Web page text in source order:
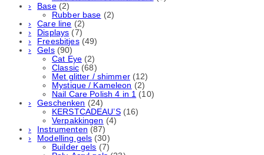
Base (2)
Rubber basе (2)
Care line (2)
Displays (7)
Freesbitjes (49)
Gels (90)
Cat Eye (2)
Classic (68)
Met glitter / shimmer (12)
Mystique / Kameleon (2)
Nail Care Polish 4 in 1 (10)
Geschenken (24)
KERSTCADEAU’S (16)
Verpakkingen (4)
Instrumenten (87)
Modelling gels (30)
Builder gels (7)